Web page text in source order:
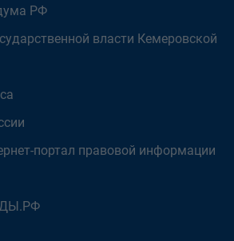
РФ
власти Кемеровской
портал правовой информации